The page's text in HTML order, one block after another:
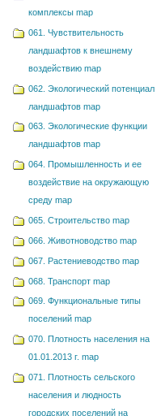
комплексы map
061. Чувствительность
ландшафтов к внешнему
воздействию map
062. Экологический потенциал
ландшафтов map
063. Экологические функции
ландшафтов map
064. Промышленность и ее
воздействие на окружающую
среду map
065. Строительство map
066. Животноводство map
067. Растениеводство map
068. Транспорт map
069. Функциональные типы
поселений map
070. Плотность населения на
01.01.2013 г. map
071. Плотность сельского
населения и людность
городских поселений на